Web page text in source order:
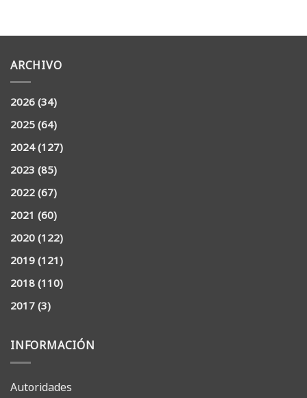
ARCHIVO
2026(34)
2025(64)
2024(127)
2023(85)
2022(67)
2021 (60)
2020(122)
2019(121)
2018(110)
2017(3)
INFORMACIÓN
Autoridades